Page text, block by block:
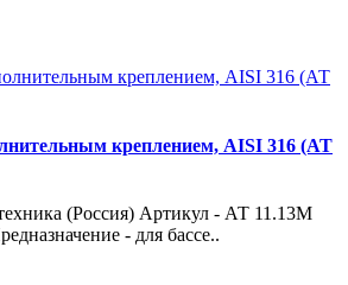
креплением, AISI 316 (АТ
(Россия) Артикул - АТ 11.13М
- для бассе..